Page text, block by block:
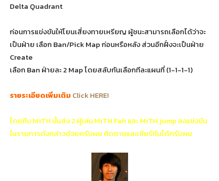
Delta Quadrant
ก่อนการแข่งขันให้โยนเสี่ยงทายเหรียญ ผู้ชนะสามารถเลือกได้ว่าจะ
เป็นฝ่าย เลือก Ban/Pick Map ก่อนหรือหลัง ส่วนอีกฝั่งจะเป็นฝ่าย
Create
เลือก Ban ฝ่ายละ 2 Map โดยสลับกันเลือกทีละแผนที่ (1-1-1-1)
รายระเอียดเพิ่มเติม Click HERE!
โดยทีม MiTH นั้นส่ง 2 ผู้เล่น MiTH.Fah และ MiTH.jump ลงแข่งขัน
ในรายการดังกล่าวด้วยครับผม ติดตามและเชียร์กันได้ครับผม